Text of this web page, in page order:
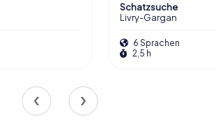
Schatzsuche
Livry-Gargan
6 Sprachen
2,5 h